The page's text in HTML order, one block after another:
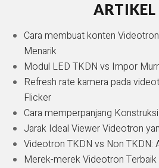
ARTIKEL
Cara membuat konten
Menarik
Modul LED TKDN vs Impor
Refresh rate kamera pada
Flicker
Cara memperpanjang
Jarak Ideal Viewer Videotron
Videotron TKDN vs Non TKDN:
Merek-merek Videotron Terbaik